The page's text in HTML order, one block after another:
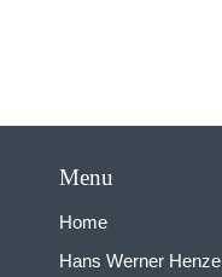
Menu
Home
Hans Werner Henze